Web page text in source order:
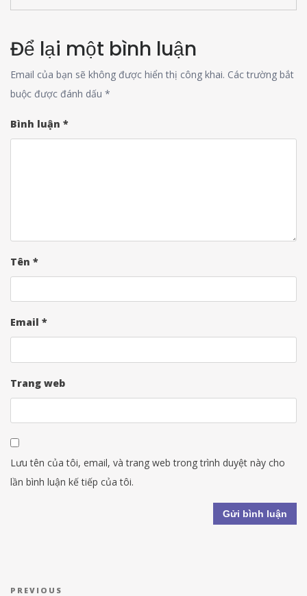
Để lại một bình luận
Email của bạn sẽ không được hiển thị công khai. Các trường bắt
buộc được đánh dấu *
Bình luận *
Tên *
Email *
Trang web
Lưu tên của tôi, email, và trang web trong trình duyệt này cho
lần bình luận kế tiếp của tôi.
Điều hướng bài viết
Previous Post
PREVIOUS